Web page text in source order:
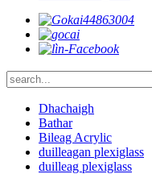
Dhachaigh
Bathar
Bileag Acrylic
duilleagan plexiglass
duilleag plexiglass